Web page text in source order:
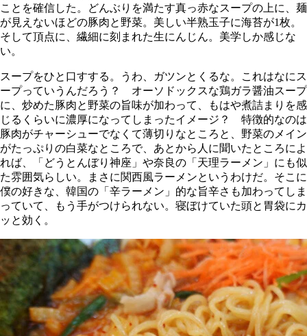
ことを確信した。どんぶりを満たす真っ赤なスープの上に、麺
が見えないほどの豚肉と野菜。美しい半熟玉子に海苔が1枚。
そして頂点に、繊細に刻まれた生にんじん。美学しか感じな
い。
スープをひと口すする。うわ、ガツンとくるな。これはなにス
ープっていうんだろう？ オーソドックスな鶏ガラ醤油スープ
に、炒めた豚肉と野菜の旨味が加わって、もはや煮詰まりを感
じるくらいに濃厚になってしまったイメージ？ 特徴的なのは
豚肉がチャーシューでなくて薄切りなところと、野菜のメイン
がたっぷりの白菜なところで、あとから人に聞いたところによ
れば、「どうとんぼり神座」や奈良の「天理ラーメン」にも似
た雰囲気らしい。まさに関西風ラーメンというわけだ。そこに
僕の好きな、韓国の「辛ラーメン」的な旨辛さも加わってしま
っていて、もう手がつけられない。寝ぼけていた頭と胃袋にカ
ッと効く。